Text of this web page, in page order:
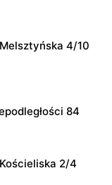
4/10
84
2/4